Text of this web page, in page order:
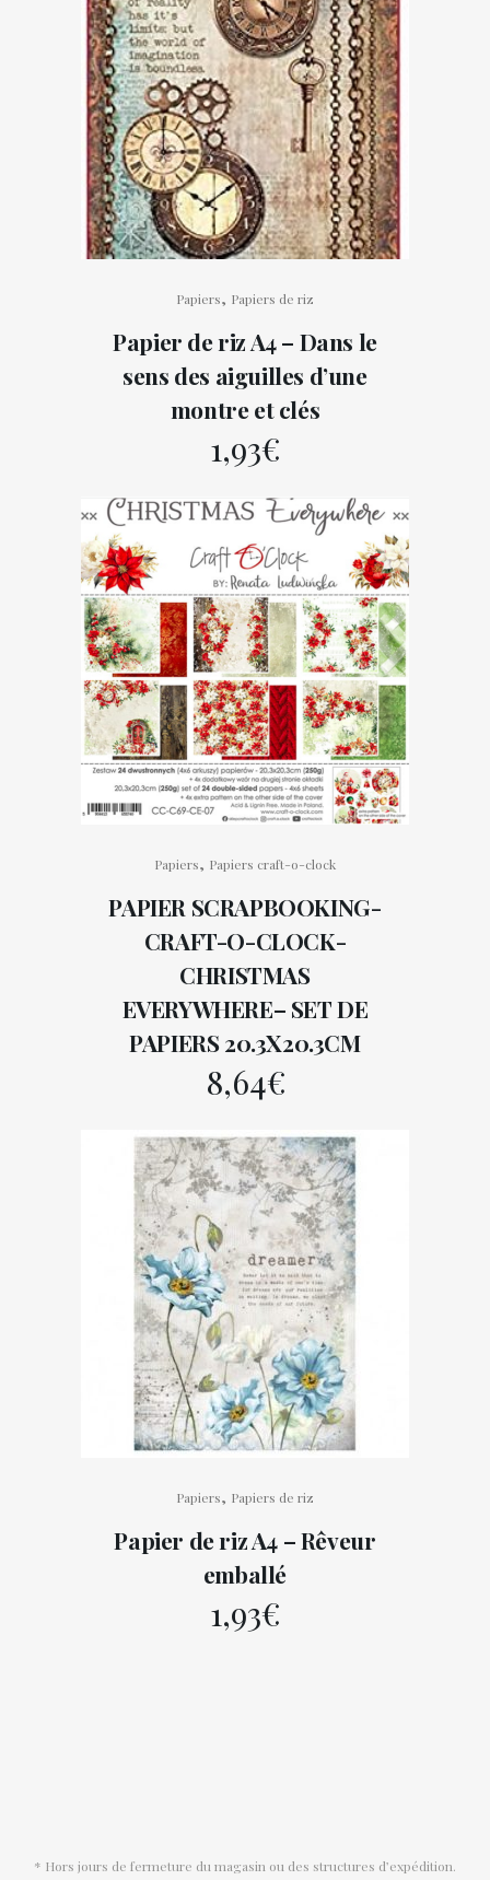
Papiers, Papiers de riz
Papier de riz A4 – Dans le
sens des aiguilles d’une
montre et clés
1,93€
Papiers, Papiers craft-o-clock
PAPIER SCRAPBOOKING-
CRAFT-O-CLOCK-
CHRISTMAS
EVERYWHERE– SET DE
PAPIERS 20.3X20.3CM
8,64€
Papiers, Papiers de riz
Papier de riz A4 – Rêveur
emballé
1,93€
* Hors jours de fermeture du magasin ou des structures d’expédition.